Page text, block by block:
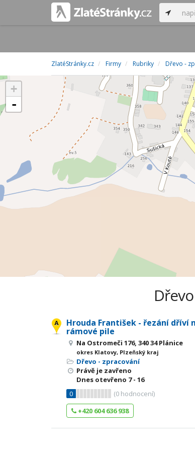
ZlatéStránky.cz Firmy Rubriky Dřevo -
+
-
Hrouda František - řezání dříví
rámové pile
Na Ostromeči 176, 340 34 Plánice
okres Klatovy, Plzeňský kraj
Dřevo - zpracování
Právě je zavřeno
Dnes otevřeno 7 - 16
0
(0 hodnocení)
+420 604 636 938